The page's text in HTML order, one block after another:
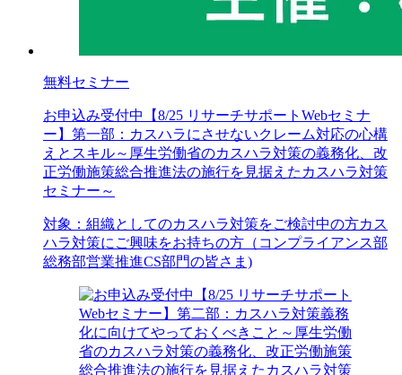
無料セミナー
お申込み受付中
【8/25 リサーチサポートWebセミナ
ー】第一部：カスハラにさせないクレーム対応の心構
えとスキル～厚生労働省のカスハラ対策の義務化、改
正労働施策総合推進法の施行を見据えたカスハラ対策
セミナー～
対象： 組織としてのカスハラ対策をご検討中の方カス
ハラ対策にご興味をお持ちの方（コンプライアンス部
総務部営業推進CS部門の皆さま)